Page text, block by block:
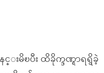
င္းမိၿပီး ထိခိုက္ဒဏ္ရာရရွိခဲ့